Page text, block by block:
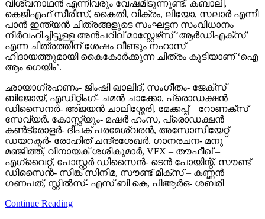
വിശ്വനാഥന്‍ എന്നിവരും വേഷമിടുന്നുണ്ട്. കബാലി,
കെജിഎഫ് സീരിസ്, കൈതി, വിക്രം, ലിയോ, സലാര്‍ എന്നീ
പാന്‍ ഇന്ത്യന്‍ ചിത്രങ്ങളുടെ സംഘട്ടന സംവിധാനം
നിര്‍വഹിച്ചിട്ടുള്ള അന്‍പറിവ് മാസ്റ്റേഴ്‌സ് ‘ആര്‍ഡിഎക്‌സ്’
എന്ന ചിത്രത്തിന് ശേഷം വീണ്ടും നഹാസ്
ഹിദായത്തുമായി കൈകോര്‍ക്കുന്ന ചിത്രം കൂടിയാണ് ‘ഐ
ആം ഗെയിം’.
ഛായാഗ്രഹണം- ജിംഷി ഖാലിദ്, സംഗീതം- ജേക്‌സ്
ബിജോയ്, എഡിറ്റിംഗ്- ചമന്‍ ചാക്കോ, പ്രൊഡക്ഷന്‍
ഡിസൈനര്‍- അജയന്‍ ചാലിശ്ശേരി, മേക്കപ്പ് – റോണക്‌സ്
സേവ്യര്‍. കോസ്റ്റ്യൂം- മഷര്‍ ഹംസ, പ്രൊഡക്ഷന്‍
കണ്‍ട്രോളര്‍- ദീപക് പരമേശ്വരന്‍, അസോസിയേറ്റ്
ഡയറക്ടര്‍- രോഹിത് ചന്ദ്രശേഖര്‍. ഗാനരചന- മനു
മഞ്ജിത്ത്, വിനായക് ശശികുമാര്‍, VFX – തൗഫീഖ് –
എഗ്വൈറ്റ്, പോസ്റ്റര്‍ ഡിസൈന്‍- ടെന്‍ പോയിന്റ്, സൗണ്ട്
ഡിസൈന്‍- സിങ്ക് സിനിമ, സൗണ്ട് മിക്‌സ് – കണ്ണന്‍
ഗണപത്, സ്റ്റില്‍സ്- എസ് ബി കെ, പിആര്‍ഒ- ശബരി
Continue Reading